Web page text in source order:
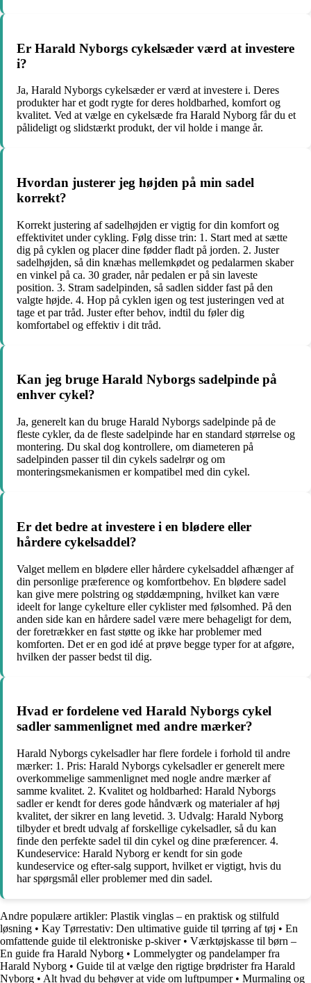
Er Harald Nyborgs cykelsæder værd at investere
i?
Ja, Harald Nyborgs cykelsæder er værd at investere i. Deres
produkter har et godt rygte for deres holdbarhed, komfort og
kvalitet. Ved at vælge en cykelsæde fra Harald Nyborg får du et
pålideligt og slidstærkt produkt, der vil holde i mange år.
Hvordan justerer jeg højden på min sadel
korrekt?
Korrekt justering af sadelhøjden er vigtig for din komfort og
effektivitet under cykling. Følg disse trin: 1. Start med at sætte
dig på cyklen og placer dine fødder fladt på jorden. 2. Juster
sadelhøjden, så din knæhas mellemkødet og pedalarmen skaber
en vinkel på ca. 30 grader, når pedalen er på sin laveste
position. 3. Stram sadelpinden, så sadlen sidder fast på den
valgte højde. 4. Hop på cyklen igen og test justeringen ved at
tage et par tråd. Juster efter behov, indtil du føler dig
komfortabel og effektiv i dit tråd.
Kan jeg bruge Harald Nyborgs sadelpinde på
enhver cykel?
Ja, generelt kan du bruge Harald Nyborgs sadelpinde på de
fleste cykler, da de fleste sadelpinde har en standard størrelse og
montering. Du skal dog kontrollere, om diameteren på
sadelpinden passer til din cykels sadelrør og om
monteringsmekanismen er kompatibel med din cykel.
Er det bedre at investere i en blødere eller
hårdere cykelsaddel?
Valget mellem en blødere eller hårdere cykelsaddel afhænger af
din personlige præference og komfortbehov. En blødere sadel
kan give mere polstring og støddæmpning, hvilket kan være
ideelt for lange cykelture eller cyklister med følsomhed. På den
anden side kan en hårdere sadel være mere behageligt for dem,
der foretrækker en fast støtte og ikke har problemer med
komforten. Det er en god idé at prøve begge typer for at afgøre,
hvilken der passer bedst til dig.
Hvad er fordelene ved Harald Nyborgs cykel
sadler sammenlignet med andre mærker?
Harald Nyborgs cykelsadler har flere fordele i forhold til andre
mærker: 1. Pris: Harald Nyborgs cykelsadler er generelt mere
overkommelige sammenlignet med nogle andre mærker af
samme kvalitet. 2. Kvalitet og holdbarhed: Harald Nyborgs
sadler er kendt for deres gode håndværk og materialer af høj
kvalitet, der sikrer en lang levetid. 3. Udvalg: Harald Nyborg
tilbyder et bredt udvalg af forskellige cykelsadler, så du kan
finde den perfekte sadel til din cykel og dine præferencer. 4.
Kundeservice: Harald Nyborg er kendt for sin gode
kundeservice og efter-salg support, hvilket er vigtigt, hvis du
har spørgsmål eller problemer med din sadel.
Andre populære artikler: Plastik vinglas – en praktisk og stilfuld
løsning • Kay Tørrestativ: Den ultimative guide til tørring af tøj • En
omfattende guide til elektroniske p-skiver• Værktøjskasse til børn –
En guide fra Harald Nyborg • Lommelygter og pandelamper fra
Harald Nyborg • Guide til at vælge den rigtige brødrister fra Harald
Nyborg • Alt hvad du behøver at vide om luftpumper• Murmaling og